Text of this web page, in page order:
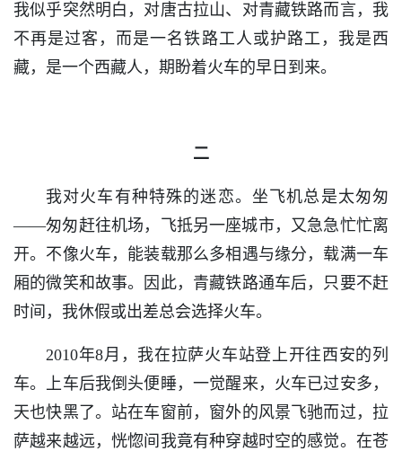
我似乎突然明白，对唐古拉山、对青藏铁路而言，我
不再是过客，而是一名铁路工人或护路工，我是西
藏，是一个西藏人，期盼着火车的早日到来。
二
我对火车有种特殊的迷恋。坐飞机总是太匆匆
——匆匆赶往机场，飞抵另一座城市，又急急忙忙离
开。不像火车，能装载那么多相遇与缘分，载满一车
厢的微笑和故事。因此，青藏铁路通车后，只要不赶
时间，我休假或出差总会选择火车。
2010年8月，我在拉萨火车站登上开往西安的列
车。上车后我倒头便睡，一觉醒来，火车已过安多，
天也快黑了。站在车窗前，窗外的风景飞驰而过，拉
萨越来越远，恍惚间我竟有种穿越时空的感觉。在苍